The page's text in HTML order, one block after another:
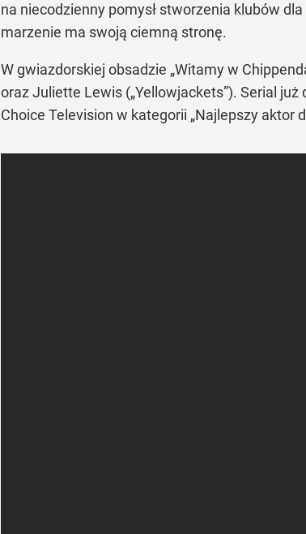
na niecodzienny pomysł stworzenia klubów
marzenie ma swoją ciemną stronę.
W gwiazdorskiej obsadzie „Witamy w
oraz Juliette Lewis („Yellowjackets”). Serial
Choice Television w kategorii „Najlepszy